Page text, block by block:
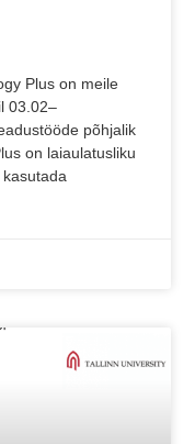
Plus on meile
03.02–
põhjalik
on laiaulatusliku